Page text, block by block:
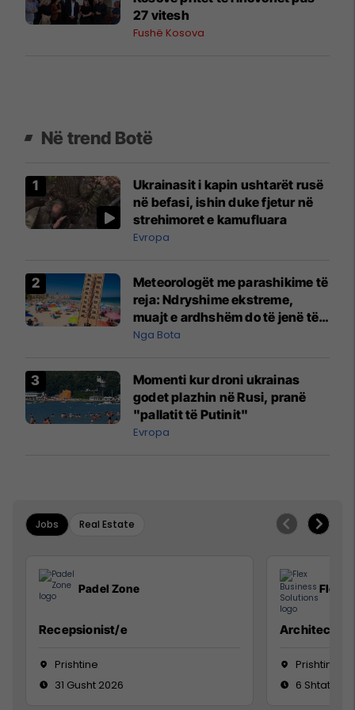
27 vitesh
Fushë Kosova
Në trend Botë
Ukrainasit i kapin ushtarët rusë
në befasi, ishin duke fjetur në
strehimoret e kamufluara
Evropa
Meteorologët me parashikime të
reja: Ndryshime ekstreme,
muajt e ardhshëm do të jenë të
pazakontë
Nga Bota
Momenti kur droni ukrainas
godet plazhin në Rusi, pranë
"pallatit të Putinit"
Evropa
Jobs Real Estate
Padel Zone
Recepsionist/e
Prishtine
31 Gusht 2026
Flex
Architect
Prishtinë
6 Shtator